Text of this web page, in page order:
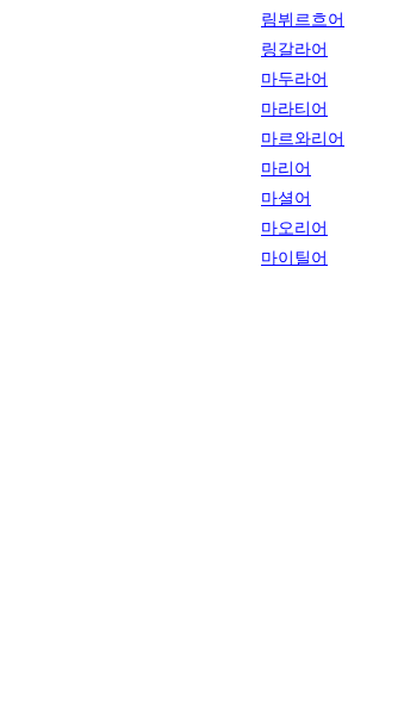
림뷔르흐어
링갈라어
마두라어
마라티어
마르와리어
마리어
마셜어
마오리어
마이틸어